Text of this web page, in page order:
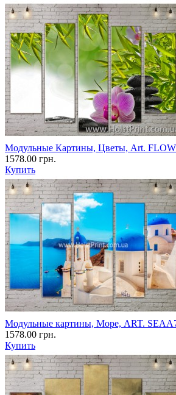
Модульные Картины, Цветы, Art.
1578.00 грн.
Купить
Модульные картины, Море, ART.
1578.00 грн.
Купить